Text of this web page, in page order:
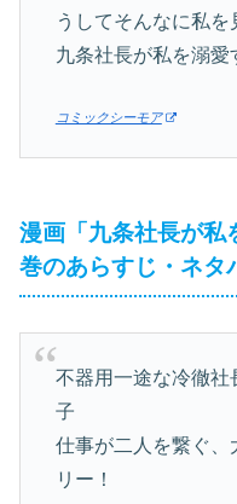
うしてそんなに私を
九条社長が私を溺
コミックシーモア
漫画「九条社長が私
巻のあらすじ・ネタ
不器用一途な冷徹社
子
仕事が二人を繋ぐ、
リー！